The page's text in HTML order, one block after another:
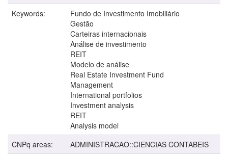
Keywords:
Fundo de Investimento Imobiliário
Gestão
Carteiras internacionais
Análise de investimento
REIT
Modelo de análise
Real Estate Investment Fund
Management
International portfolios
Investment analysis
REIT
Analysis model
CNPq areas:
ADMINISTRACAO::CIENCIAS CONTABEIS